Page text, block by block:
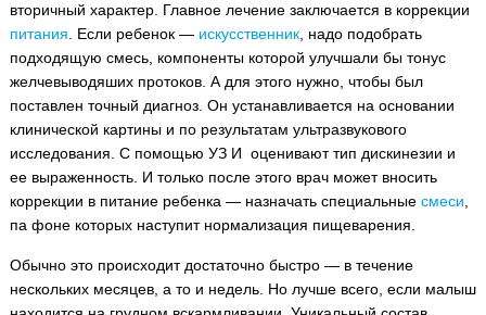
вторичный характер. Главное лечение заключается в коррекции
питания . Если ребенок — искусственник, надо подобрать
подходящую смесь, компоненты которой улучшали бы тонус
желчевыводяших протоков. А для этого нужно, чтобы был
поставлен точный диагноз. Он устанавливается на основании
клинической картины и по результатам ультразвукового
исследования. С помощью УЗ И оценивают тип дискинезии и
ее выраженность. И только после этого врач может вносить
коррекции в питание ребенка — назначать специальные смеси
па фоне которых наступит нормализация пищеварения.
Обычно это происходит достаточно быстро — в течение
нескольких месяцев, а то и недель. Но лучше всего, если малыш